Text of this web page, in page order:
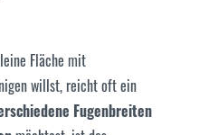
Fläche mit
willst, reicht oft ein
Fugenbreiten